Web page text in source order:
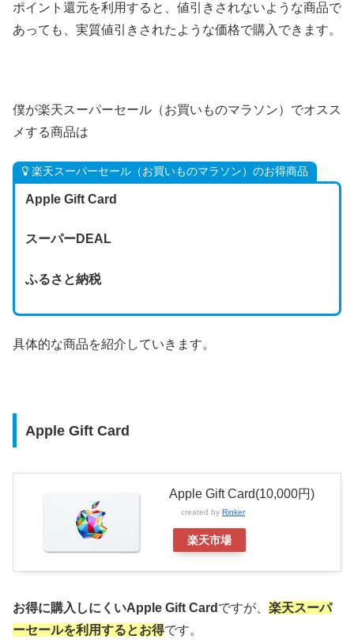
ポイント還元を利用すると、値引きされないような商品で
あっても、実質値引きされたような価格で購入できます。
僕が楽天スーパーセール（お買いものマラソン）でオスス
メする商品は
楽天スーパーセール（お買いものマラソン）のお得商品
Apple Gift Card
スーパーDEAL
ふるさと納税
具体的な商品を紹介していきます。
Apple Gift Card
Apple Gift Card(10,000円)
created by Rinker
楽天市場
お得に購入しにくいApple Gift Card ですが、 楽天スーパ
ーセールを利用するとお得です。